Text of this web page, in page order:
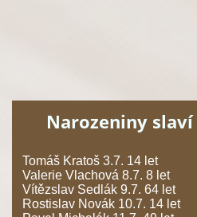
Narozeniny slaví
Tomáš Kratoš 3.7. 14 let
Valerie Vlachová 8.7. 8 let
Vítězslav Sedlák 9.7. 64 let
Rostislav Novák 10.7. 14 let